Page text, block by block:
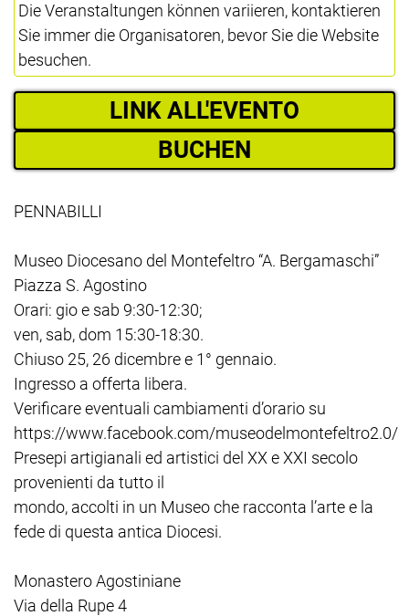
Die Veranstaltungen können variieren, kontaktieren
Sie immer die Organisatoren, bevor Sie die Website
besuchen.
LINK ALL'EVENTO
BUCHEN
PENNABILLI
Museo Diocesano del Montefeltro “A. Bergamaschi”
Piazza S. Agostino
Orari: gio e sab 9:30-12:30;
ven, sab, dom 15:30-18:30.
Chiuso 25, 26 dicembre e 1° gennaio.
Ingresso a offerta libera.
Verificare eventuali cambiamenti d’orario su
https://www.facebook.com/museodelmontefeltro2.0/
Presepi artigianali ed artistici del XX e XXI secolo
provenienti da tutto il
mondo, accolti in un Museo che racconta l’arte e la
fede di questa antica Diocesi.
Monastero Agostiniane
Via della Rupe 4